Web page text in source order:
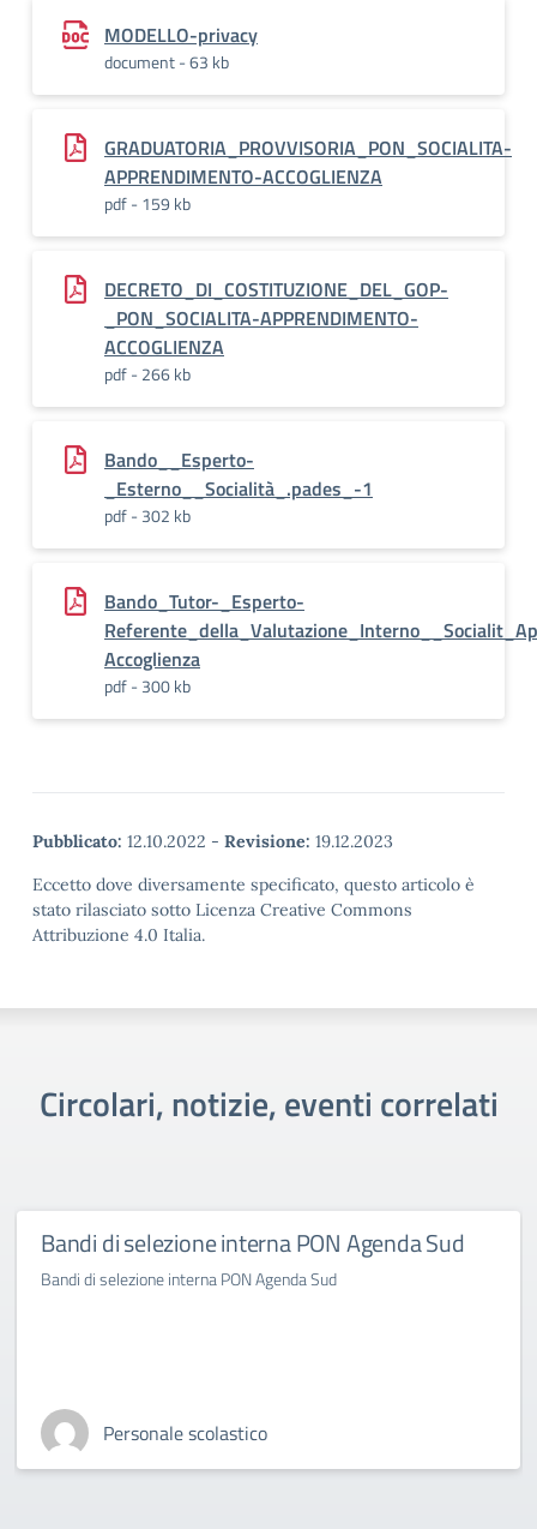
MODELLO-privacy
document - 63 kb
GRADUATORIA_PROVVISORIA_PON_SOCIALITA-
APPRENDIMENTO-ACCOGLIENZA
pdf - 159 kb
DECRETO_DI_COSTITUZIONE_DEL_GOP-
_PON_SOCIALITA-APPRENDIMENTO-
ACCOGLIENZA
pdf - 266 kb
Bando__Esperto-
_Esterno__Socialità_.pades_-1
pdf - 302 kb
Bando_Tutor-_Esperto-
Accoglienza
pdf - 300 kb
Pubblicato: 12.10.2022 - Revisione: 19.12.2023
Eccetto dove diversamente specificato, questo articolo è
stato rilasciato sotto Licenza Creative Commons
Attribuzione 4.0 Italia.
Circolari, notizie, eventi correlati
Bandi di selezione interna PON Agenda Sud
Bandi di selezione interna PON Agenda Sud
Personale scolastico